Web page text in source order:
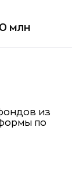
млн